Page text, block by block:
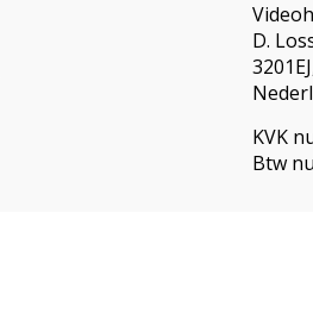
D.
KVK
Btw